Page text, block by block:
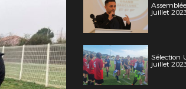
juillet
Sélection
juillet